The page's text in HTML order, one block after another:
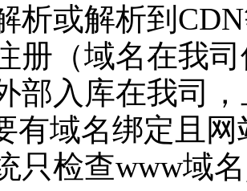
析或解析到
册（域名在我
部入库在我司
有域名绑定且
只检查www域